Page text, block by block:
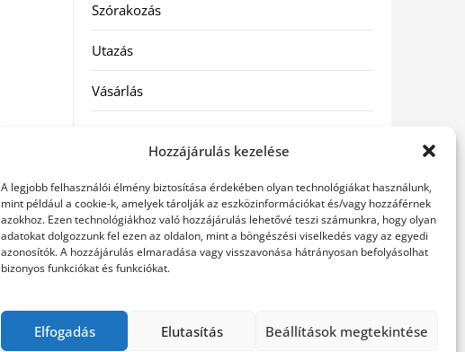
Hozzájárulás kezelése
A legjobb felhasználói élmény biztosítása érdekében olyan technológiákat használunk,
mint például a cookie-k, amelyek tárolják az eszközinformációkat és/vagy hozzáférnek
azokhoz. Ezen technológiákhoz való hozzájárulás lehetővé teszi számunkra, hogy olyan
adatokat dolgozzunk fel ezen az oldalon, mint a böngészési viselkedés vagy az egyedi
azonosítók. A hozzájárulás elmaradása vagy visszavonása hátrányosan befolyásolhat
bizonyos funkciókat és funkciókat.
Elfogadás Elutasítás Beállítások megtekintése
Szórakozás
Utazás
Vásárlás
Címkék
hátfájás kezelése